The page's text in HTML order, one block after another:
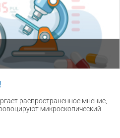
распространенное мнение,
микроскопический